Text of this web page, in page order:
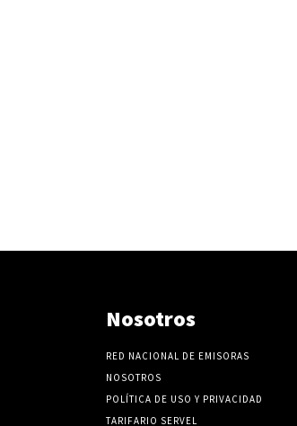
Nosotros
RED NACIONAL DE EMISORAS
NOSOTROS
POLÍTICA DE USO Y PRIVACIDAD
TARIFARIO SERVEL